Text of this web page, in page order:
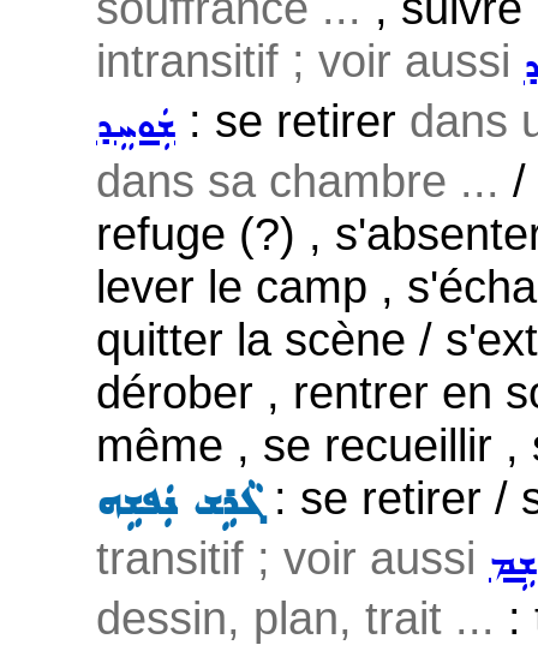
intransitif ; voir aussi
ܫܲܘܚܸܕ : se retirer dans
dans sa chambre ... /
refuge (?) ,
lever le camp ,
quitter la scène /
dérober , rentrer en
même , se recueillir
ܓܵܪܹܫ ܢܲܦܫܹܗ: se retirer /
transitif ; voir aussi
dessin, plan, trait ... :